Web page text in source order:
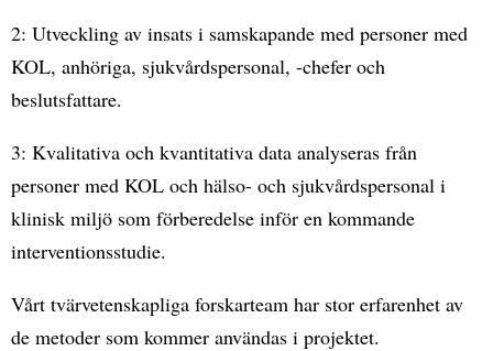
2: Utveckling av insats i samskapande med personer med
KOL, anhöriga, sjukvårdspersonal, -chefer och
beslutsfattare.
3: Kvalitativa och kvantitativa data analyseras från
personer med KOL och hälso- och sjukvårdspersonal i
klinisk miljö som förberedelse inför en kommande
interventionsstudie.
Vårt tvärvetenskapliga forskarteam har stor erfarenhet av
de metoder som kommer användas i projektet.